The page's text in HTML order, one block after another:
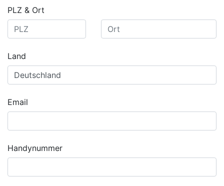
PLZ & Ort
Land
Email
Handynummer